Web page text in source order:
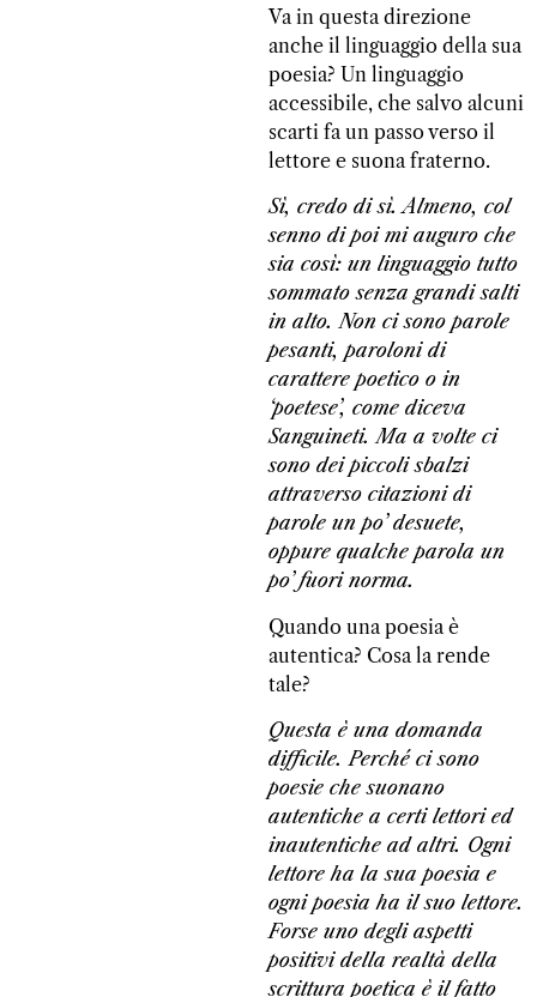
Va in questa direzione
anche il linguaggio della sua
poesia? Un linguaggio
accessibile, che salvo alcuni
scarti fa un passo verso il
lettore e suona fraterno.
Sì, credo di sì. Almeno, col
senno di poi mi auguro che
sia così: un linguaggio tutto
sommato senza grandi salti
in alto. Non ci sono parole
pesanti, paroloni di
carattere poetico o in
‘poetese’, come diceva
Sanguineti. Ma a volte ci
sono dei piccoli sbalzi
attraverso citazioni di
parole un po’ desuete,
oppure qualche parola un
po’ fuori norma.
Quando una poesia è
autentica? Cosa la rende
tale?
Questa è una domanda
difficile. Perché ci sono
poesie che suonano
autentiche a certi lettori ed
inautentiche ad altri. Ogni
lettore ha la sua poesia e
ogni poesia ha il suo lettore.
Forse uno degli aspetti
positivi della realtà della
scrittura poetica è il fatto